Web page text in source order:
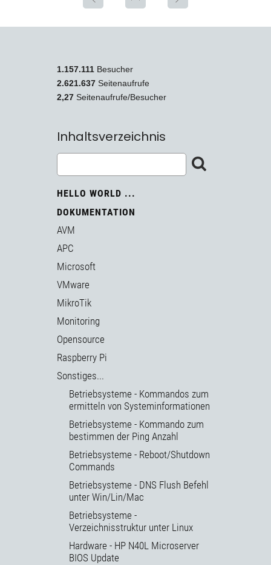
1.157.111 Besucher
2.621.637 Seitenaufrufe
2,27 Seitenaufrufe/Besucher
Inhaltsverzeichnis
HELLO WORLD ...
DOKUMENTATION
AVM
APC
Microsoft
VMware
MikroTik
Monitoring
Opensource
Raspberry Pi
Sonstiges...
Betriebsysteme - Kommandos zum
ermitteln von Systeminformationen
Betriebsysteme - Kommando zum
bestimmen der Ping Anzahl
Betriebsysteme - Reboot/Shutdown
Commands
Betriebsysteme - DNS Flush Befehl
unter Win/Lin/Mac
Betriebsysteme -
Verzeichnisstruktur unter Linux
Hardware - HP N40L Microserver
BIOS Update